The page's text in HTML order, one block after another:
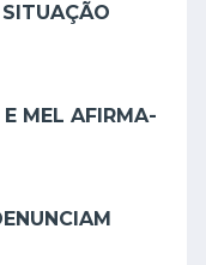
MEL AFIRMA-